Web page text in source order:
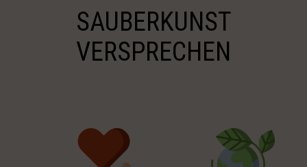
SAUBERKUNST
VERSPRECHEN